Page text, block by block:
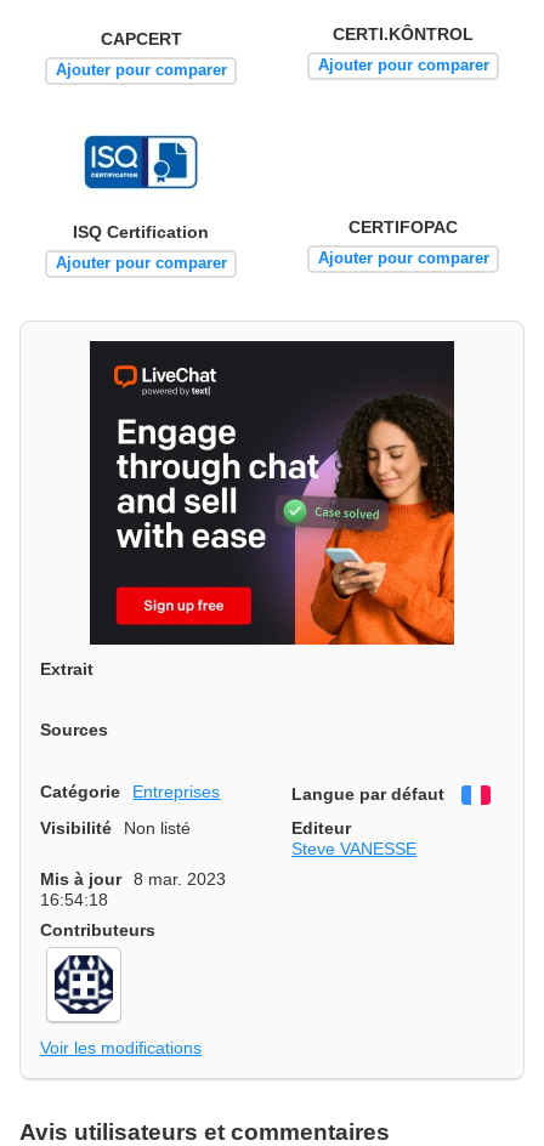
CAPCERT
Ajouter pour comparer
CERTI.KÔNTROL
Ajouter pour comparer
ISQ Certification
Ajouter pour comparer
CERTIFOPAC
Ajouter pour comparer
Extrait
Sources
Catégorie Entreprises Langue par défaut
Visibilité
Non listé
Editeur
Steve VANESSE
Mis à jour
8 mar. 2023
16:54:18
Contributeurs
Voir les modifications
Avis utilisateurs et commentaires